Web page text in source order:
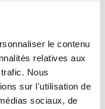
le contenu
relatives aux
Nous
sur l'utilisation de
sociaux, de
rapport financier
2026